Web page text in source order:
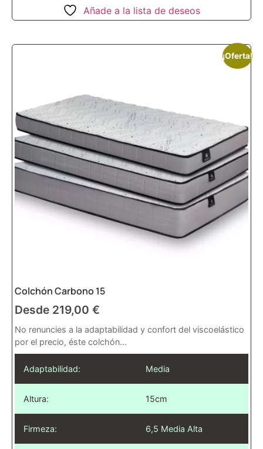
Añade a la lista de deseos
¡Oferta!
Colchón Carbono 15
Desde 219,00 €
No renuncies a la adaptabilidad y confort del viscoelástico
por el precio, éste colchón...
Adaptabilidad: Media
Altura: 15cm
Firmeza: 6,5 Media Alta